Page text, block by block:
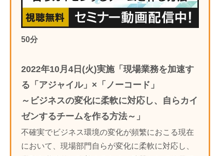
50分
2022年10月4日(火)実施「現場業務を加速す
る「アジャイル」×「ノーコード」
～ビジネスの変化に柔軟に対応し、自らカイ
ゼンするチームを作る方法～」
不確実でビジネス環境の変化が頻繁におこる現在
において、現場部門自らが変化に柔軟に対応し、